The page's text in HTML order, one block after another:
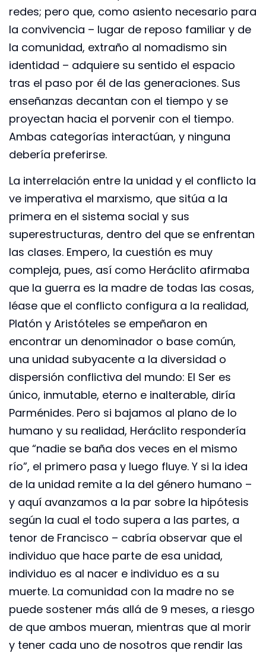
redes; pero que, como asiento necesario para
la convivencia – lugar de reposo familiar y de
la comunidad, extraño al nomadismo sin
identidad – adquiere su sentido el espacio
tras el paso por él de las generaciones. Sus
enseñanzas decantan con el tiempo y se
proyectan hacia el porvenir con el tiempo.
Ambas categorías interactúan, y ninguna
debería preferirse.
La interrelación entre la unidad y el conflicto la
ve imperativa el marxismo, que sitúa a la
primera en el sistema social y sus
superestructuras, dentro del que se enfrentan
las clases. Empero, la cuestión es muy
compleja, pues, así como Heráclito afirmaba
que la guerra es la madre de todas las cosas,
léase que el conflicto configura a la realidad,
Platón y Aristóteles se empeñaron en
encontrar un denominador o base común,
una unidad subyacente a la diversidad o
dispersión conflictiva del mundo: El Ser es
único, inmutable, eterno e inalterable, diría
Parménides. Pero si bajamos al plano de lo
humano y su realidad, Heráclito respondería
que “nadie se baña dos veces en el mismo
río”, el primero pasa y luego fluye. Y si la idea
de la unidad remite a la del género humano –
y aquí avanzamos a la par sobre la hipótesis
según la cual el todo supera a las partes, a
tenor de Francisco – cabría observar que el
individuo que hace parte de esa unidad,
individuo es al nacer e individuo es a su
muerte. La comunidad con la madre no se
puede sostener más allá de 9 meses, a riesgo
de que ambos mueran, mientras que al morir
y tener cada uno de nosotros que rendir las